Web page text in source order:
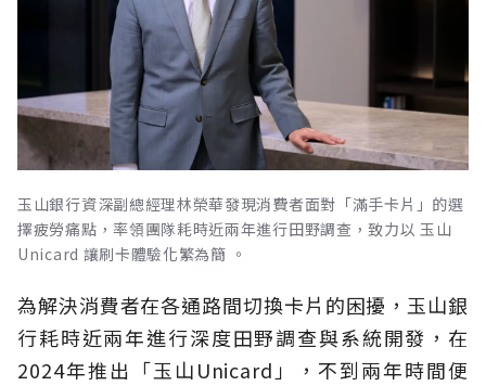
玉山銀行資深副總經理林榮華發現消費者面對「滿手卡片」的選
擇疲勞痛點，率領團隊耗時近兩年進行田野調查，致力以 玉山
Unicard 讓刷卡體驗化繁為簡 。
為解決消費者在各通路間切換卡片的困擾，玉山銀
行耗時近兩年進行深度田野調查與系統開發，在
2024年推出「玉山Unicard」，不到兩年時間便